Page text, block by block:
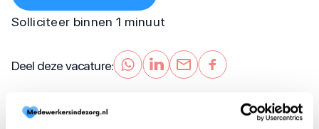
Solliciteer binnen 1 minuut
Deel deze vacature: